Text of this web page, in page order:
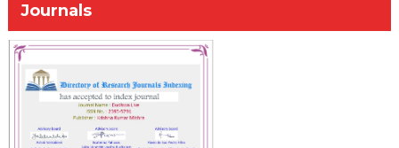
Journals